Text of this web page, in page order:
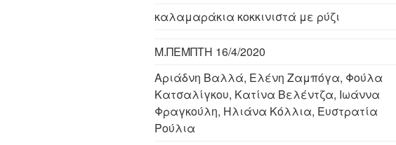
καλαμαράκια κοκκινιστά με ρύζι
Μ.ΠΕΜΠΤΗ 16/4/2020
Αριάδνη Βαλλά, Ελένη Ζαμπόγα, Φούλα
Κατσαλίγκου, Κατίνα Βελέντζα, Ιωάννα
Φραγκούλη, Ηλιάνα Κόλλια, Ευστρατία
Ρούλια